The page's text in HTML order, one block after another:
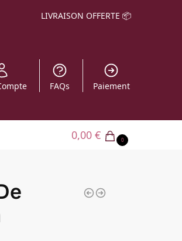
LIVRAISON OFFERTE 📦
FAQs Paiement
0,00 € 0